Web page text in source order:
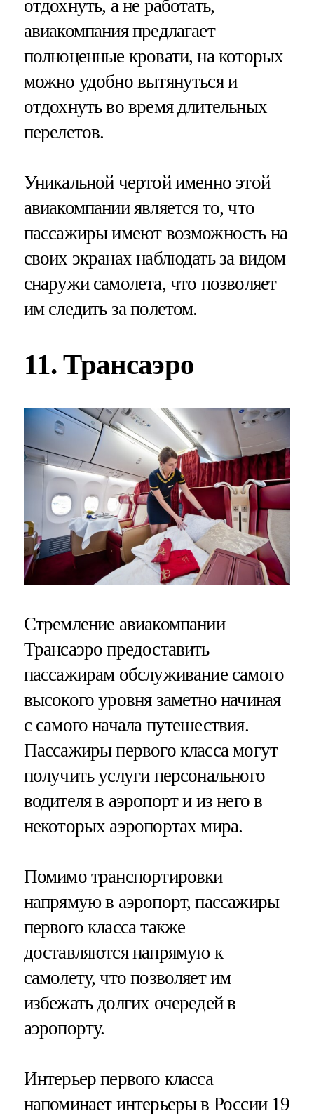
отдохнуть, а не работать,
авиакомпания предлагает
полноценные кровати, на которых
можно удобно вытянуться и
отдохнуть во время длительных
перелетов.
Уникальной чертой именно этой
авиакомпании является то, что
пассажиры имеют возможность на
своих экранах наблюдать за видом
снаружи самолета, что позволяет
им следить за полетом.
11. Трансаэро
Стремление авиакомпании
Трансаэро предоставить
пассажирам обслуживание самого
высокого уровня заметно начиная
с самого начала путешествия.
Пассажиры первого класса могут
получить услуги персонального
водителя в аэропорт и из него в
некоторых аэропортах мира.
Помимо транспортировки
напрямую в аэропорт, пассажиры
первого класса также
доставляются напрямую к
самолету, что позволяет им
избежать долгих очередей в
аэропорту.
Интерьер первого класса
напоминает интерьеры в России 19